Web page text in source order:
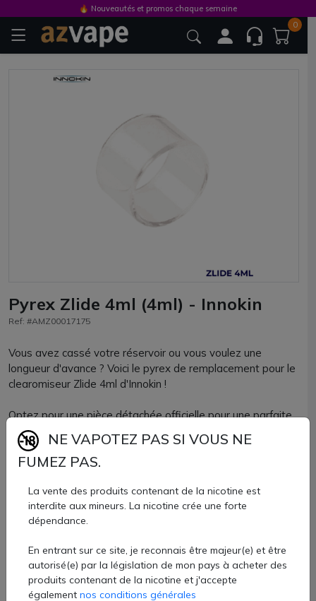
0
Pyrex Zlide 4ml (4ml) - Innokin
Ref: #AMZ00017175
Vous avez cassé votre réservoir ou vous voulez une
longueur d'avance ? Voici le pyrex de remplacement pour le
clearomiseur Zlide 4ml d'Innokin !
Optez pour une pièce détachée officielle pour une parfaite
compatibilité.
Le pyrex Zlide Innokin a une belle capacité de 4ml.
Pyrex Zlide Innokin vendu à l'unité chez AZVape.
Quantité
AJOUTER À MON PANIER
🔥 Nouveautés et promos chaque semaine
NE VAPOTEZ PAS SI VOUS NE
FUMEZ PAS.
La vente des produits contenant de la nicotine est
interdite aux mineurs. La nicotine crée une forte
dépendance.
En entrant sur ce site, je reconnais être majeur(e) et être
autorisé(e) par la législation de mon pays à acheter des
produits contenant de la nicotine et j'accepte
également nos conditions générales